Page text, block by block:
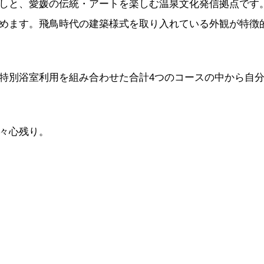
と、愛媛の伝統・アートを楽しむ温泉文化発信拠点です
ます。飛鳥時代の建築様式を取り入れている外観が特徴
別浴室利用を組み合わせた合計4つのコースの中から自
心残り。